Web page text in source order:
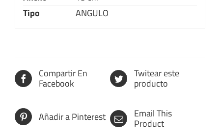
Tipo
ANGULO
Compartir En
Facebook
Twitear este
producto
Añadir a Pinterest Email This
Product